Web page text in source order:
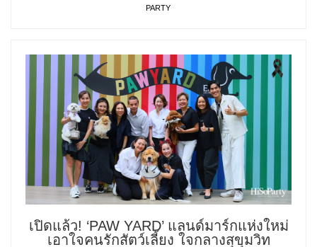
PARTY
เปิดแล้ว! ‘PAW YARD’ แลนด์มาร์กแห่งใหม่
เอาใจคนรักสัตว์เลี้ยง ใจกลางสุขุมวิท